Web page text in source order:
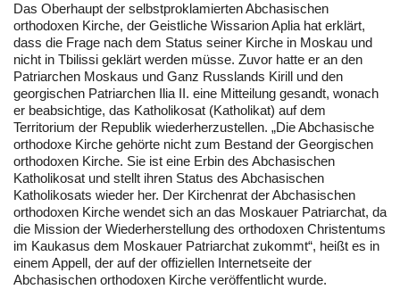
Das Oberhaupt der selbstproklamierten Abchasischen
orthodoxen Kirche, der Geistliche Wissarion Aplia hat erklärt,
dass die Frage nach dem Status seiner Kirche in Moskau und
nicht in Tbilissi geklärt werden müsse. Zuvor hatte er an den
Patriarchen Moskaus und Ganz Russlands Kirill und den
georgischen Patriarchen Ilia II. eine Mitteilung gesandt, wonach
er beabsichtige, das Katholikosat (Katholikat) auf dem
Territorium der Republik wiederherzustellen. „Die Abchasische
orthodoxe Kirche gehörte nicht zum Bestand der Georgischen
orthodoxen Kirche. Sie ist eine Erbin des Abchasischen
Katholikosat und stellt ihren Status des Abchasischen
Katholikosats wieder her. Der Kirchenrat der Abchasischen
orthodoxen Kirche wendet sich an das Moskauer Patriarchat, da
die Mission der Wiederherstellung des orthodoxen Christentums
im Kaukasus dem Moskauer Patriarchat zukommt“, heißt es in
einem Appell, der auf der offiziellen Internetseite der
Abchasischen orthodoxen Kirche veröffentlicht wurde.